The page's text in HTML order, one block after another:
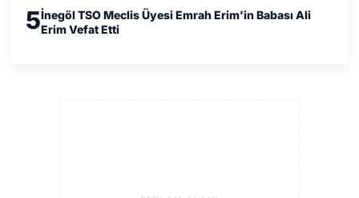
5İnegöl TSO Meclis Üyesi Emrah Erim'in Babası Ali
Erim Vefat Etti